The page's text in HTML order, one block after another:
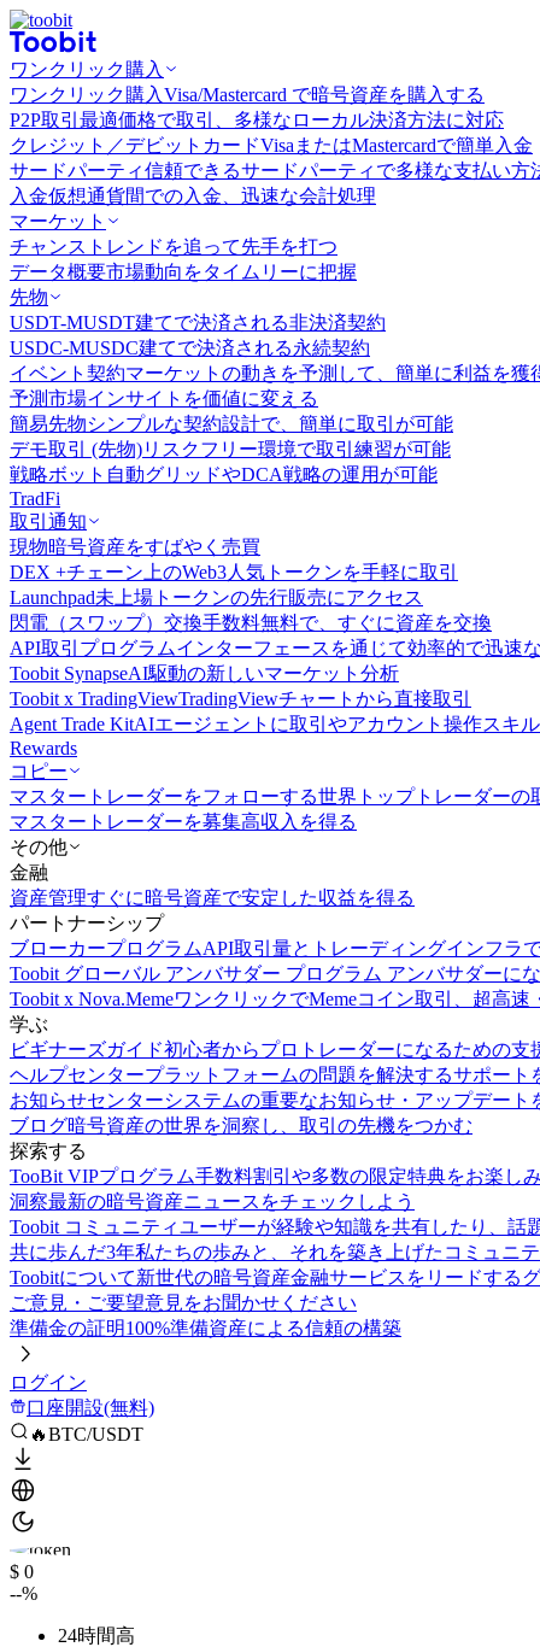
ワンクリック購入
ワンクリック購入Visa/Mastercard で暗号資産を購入する
P2P取引 最適価格で取引、多様なローカル決済方法に対応
クレジット／デビットカードVisaまたはMastercardで簡単入金
サードパーティ信頼できるサードパーティで多様な支払い方
入金仮想通貨間での入金、迅速な会計処理
マーケット
チャンス トレンドを追って先手を打つ
データ概要市場動向をタイムリーに把握
先物
USDT-MUSDT建てで決済される非決済契約
USDC-MUSDC建てで決済される永続契約
イベント契約マーケットの動きを予測して、簡単に利益を獲
予測市場インサイトを価値に変える
簡易先物シンプルな契約設計で、簡単に取引が可能
デモ取引 (先物)リスクフリー環境で取引練習が可能
戦略ボット 自動グリッドやDCA戦略の運用が可能
TradFi
取引通知
現物暗号資産をすばやく売買
DEX +チェーン上のWeb3人気トークンを手軽に取引
Launchpad未上場トークンの先行販売にアクセス
閃電（スワップ）交換手数料無料で、すぐに資産を交換
API取引 プログラムインターフェースを通じて効率的で迅速
Toobit SynapseAI駆動の新しいマーケット分析
Toobit x TradingViewTradingViewチャートから直接取引
Agent Trade KitAIエージェントに取引やアカウント操作スキ
Rewards
コピー
マスタートレーダーをフォローする世界トップトレーダーの
マスタートレーダーを募集高収入を得る
その他
金融
資産管理すぐに暗号資産で安定した収益を得る
パートナーシップ
ブローカープログラムAPI取引量とトレーディングインフラ
Toobit グローバル アンバサダー プログラム アンバサダーに
Toobit x Nova.MemeワンクリックでMemeコイン取引、超高
学ぶ
ビギナーズガイド初心者からプロトレーダーになるための支
ヘルプセンタープラットフォームの問題を解決するサポート
お知らせセンターシステムの重要なお知らせ・アップデート
ブログ暗号資産の世界を洞察し、取引の先機をつかむ
探索する
TooBit VIPプログラム手数料割引や多数の限定特典をお楽し
洞察最新の暗号資産ニュースをチェックしよう
Toobit コミュニティユーザーが経験や知識を共有したり、話
共に歩んだ3年私たちの歩みと、それを築き上げたコミュニ
Toobitについて新世代の暗号資産金融サービスをリードする
ご意見・ご要望意見をお聞かせください
準備金の証明100%準備資産による信頼の構築
ログイン
口座開設(無料)
🔥BTC/USDT
$ 0
--%
24時間高